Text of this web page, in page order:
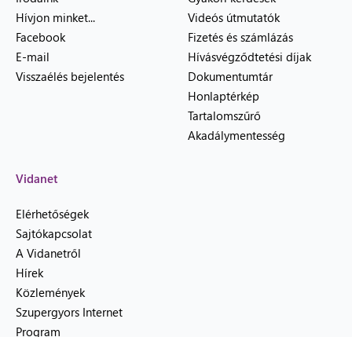
Hívjon minket...
Facebook
E-mail
Visszaélés bejelentés
Videós útmutatók
Fizetés és számlázás
Hívásvégződtetési díjak
Dokumentumtár
Honlaptérkép
Tartalomszűrő
Akadálymentesség
Vidanet
Elérhetőségek
Sajtókapcsolat
A Vidanetről
Hírek
Közlemények
Szupergyors Internet
Program